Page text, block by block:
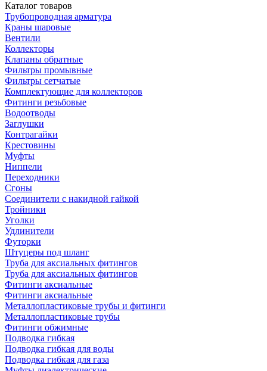
Каталог товаров
Трубопроводная арматура
Краны шаровые
Вентили
Коллекторы
Клапаны обратные
Фильтры промывные
Фильтры сетчатые
Комплектующие для коллекторов
Фитинги резьбовые
Водоотводы
Заглушки
Контрагайки
Крестовины
Муфты
Ниппели
Переходники
Сгоны
Соединители с накидной гайкой
Тройники
Уголки
Удлинители
Футорки
Штуцеры под шланг
Труба для аксиальных фитингов
Труба для аксиальных фитингов
Фитинги аксиальные
Фитинги аксиальные
Металлопластиковые трубы и фитинги
Металлопластиковые трубы
Фитинги обжимные
Подводка гибкая
Подводка гибкая для воды
Подводка гибкая для газа